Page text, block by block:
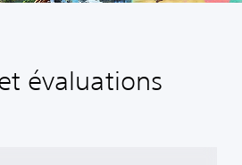
évaluations